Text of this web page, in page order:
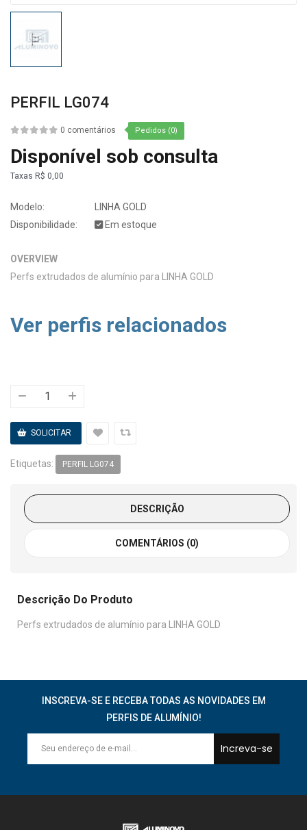
PERFIL LG074
0 comentários Pedidos (0)
Disponível sob consulta
Taxas R$ 0,00
Modelo:
LINHA GOLD
Disponibilidade:
Em estoque
OVERVIEW
Perfs extrudados de alumínio para LINHA GOLD
Ver perfis relacionados
Etiquetas: PERFIL LG074
DESCRIÇÃO
COMENTÁRIOS (0)
Descrição Do Produto
Perfs extrudados de alumínio para LINHA GOLD
INSCREVA-SE E RECEBA TODAS AS NOVIDADES EM
PERFIS DE ALUMÍNIO!
Increva-se